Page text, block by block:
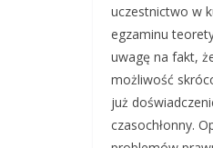
uczestnictwo w
egzaminu
uwagę na fakt,
możliwość
już
czasochłonny.